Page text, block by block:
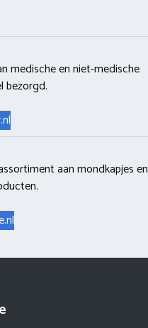
medische en niet-medische
bezorgd.
aan mondkapjes en